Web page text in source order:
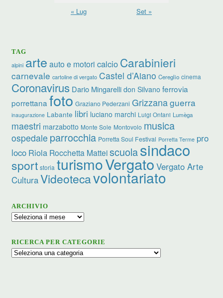
« Lug
Set »
TAG
alpini arte auto e motori calcio Carabinieri
carnevale cartoline di vergato Castel d’Aiano Cereglio cinema
Coronavirus Dario Mingarelli don Silvano ferrovia
porrettana foto Graziano Pederzani Grizzanaguerra
inaugurazione Labante libri luciano marchi Luigi Ontani Lumèga
maestri marzabotto Monte Sole Montovolo musica
ospedale parrocchia Porretta Soul Festival Porretta Terme pro
loco Riola Rocchetta Matteiscuolasindaco
sport storia turismoVergato Vergato Arte
CulturaVideotecavolontariato
ARCHIVIO
Archivio
RICERCA PER CATEGORIE
Ricerca